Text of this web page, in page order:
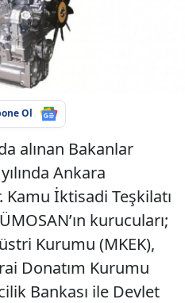
Ol
alınan Bakanlar
Ankara
İktisadi Teşkilatı
kurucuları;
Kurumu (MKEK),
Donatım Kurumu
Bankası ile Devlet